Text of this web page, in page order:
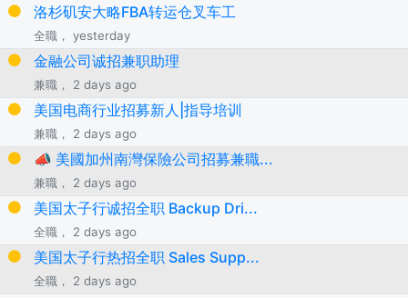
洛杉矶安大略FBA转运仓叉车工
全職， yesterday
金融公司诚招兼职助理
兼職， 2 days ago
美国电商行业招募新人|指导培训
兼職， 2 days ago
📣 美國加州南灣保險公司招募兼職...
兼職， 2 days ago
美国太子行诚招全职 Backup Dri...
全職， 2 days ago
美国太子行热招全职 Sales Supp...
全職， 2 days ago